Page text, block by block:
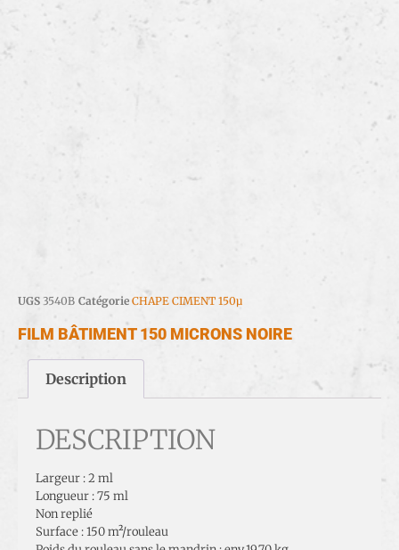
UGS 3540B Catégorie CHAPE CIMENT 150µ
FILM BÂTIMENT 150 MICRONS NOIRE
Description
DESCRIPTION
Largeur : 2 ml
Longueur : 75 ml
Non replié
Surface : 150 m²/rouleau